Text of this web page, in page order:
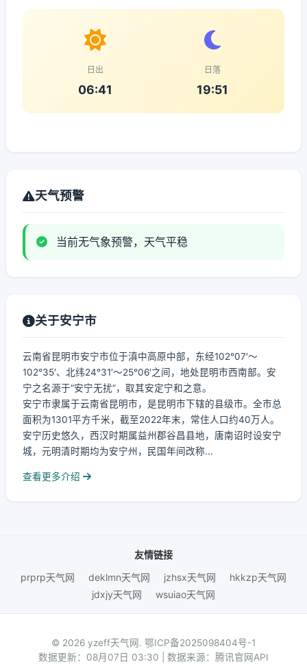
日出
06:41
日落
19:51
天气预警
当前无气象预警，天气平稳
关于安宁市
云南省昆明市安宁市位于滇中高原中部，东经102°07′～
102°35′、北纬24°31′～25°06′之间，地处昆明市西南部。安
宁之名源于“安宁无扰”，取其安定宁和之意。
安宁市隶属于云南省昆明市，是昆明市下辖的县级市。全市总
面积为1301平方千米，截至2022年末，常住人口约40万人。
安宁历史悠久，西汉时期属益州郡谷昌县地，唐南诏时设安宁
城，元明清时期均为安宁州，民国年间改称...
查看更多介绍
友情链接
prprp天气网
deklmn天气网 jzhsx天气网
hkkzp天气网
jdxjy天气网
wsuiao天气网
© 2026 yzeff天气网. 鄂ICP备2025098404号-1
数据更新：08月07日 03:30 | 数据来源：腾讯官网API